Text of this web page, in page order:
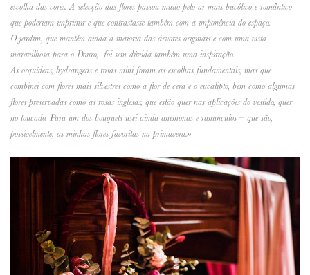
escolha das cores. A selecção das flores passou muito pelo ar mais bucólico e romântico
que poderiam imprimir e que contrastasse também com a imponência do espaço.
O jardim, que mantém ainda a maioria das árvores originais e com uma vista
maravilhosa para o Douro, foi sem dúvida também uma inspiração.
As orquídeas, hydrangeas e rosas mini foram as escolhas fundamentais, mas que
combinei com flores mais silvestres como a flor de cera e o eucalipto, bem como algumas
flores preservadas como as rosas inglesas, que estão quer nas aplicações do vestido, quer
no toucado. Para um dos bouquets usei ainda anémonas e ranunculos – que são,
possivelmente, as minhas flores favoritas na primavera.»